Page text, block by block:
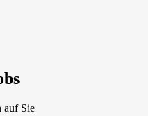
auf Sie